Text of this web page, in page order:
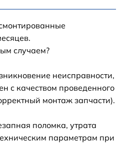
случаем?
неисправности,
с качеством проведенного
монтаж запчасти).
поломка, утрата
параметрам при